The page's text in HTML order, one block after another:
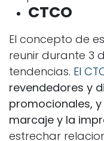
CTCO
El concepto de
reunir durante 3
tendencias. El
revendedores y
promocionales,
marcaje y la
estrechar